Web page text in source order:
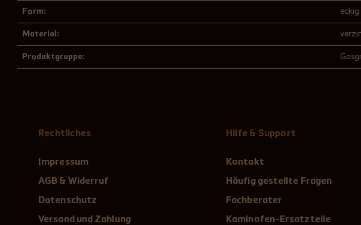
Form: eckig
Material:
Produktgruppe:
Rechtliches
Impressum
AGB & Widerruf
Datenschutz
Versand und Zahlung
Hilfe & Support
Kontakt
Häufig gestellte Fragen
Fachberater
Kaminofen-Ersatzteile